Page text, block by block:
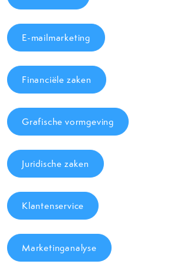
E-mailmarketing
Financiële zaken
Grafische vormgeving
Juridische zaken
Klantenservice
Marketinganalyse